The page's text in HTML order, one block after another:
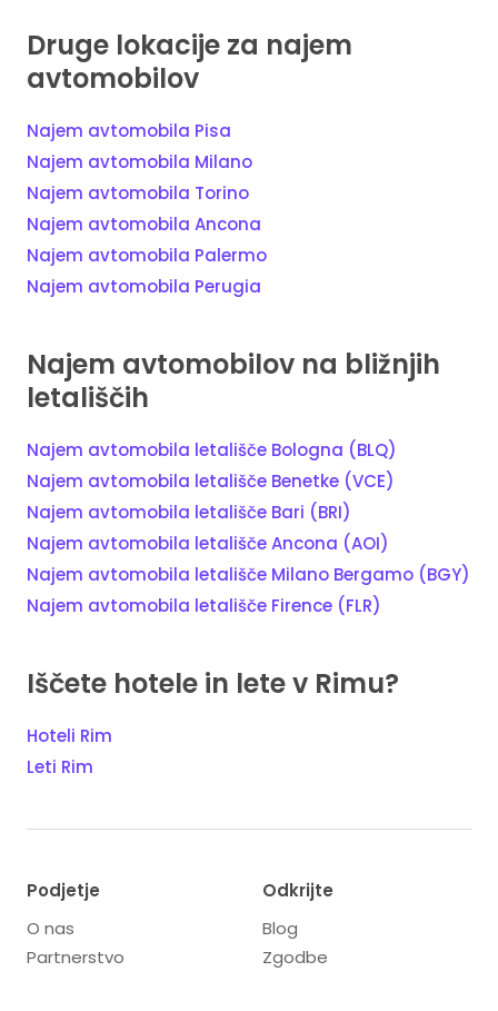
Druge lokacije za najem
avtomobilov
Najem avtomobila Pisa
Najem avtomobila Milano
Najem avtomobila Torino
Najem avtomobila Ancona
Najem avtomobila Palermo
Najem avtomobila Perugia
Najem avtomobilov na bližnjih
letališčih
Najem avtomobila letališče Bologna (BLQ)
Najem avtomobila letališče Benetke (VCE)
Najem avtomobila letališče Bari (BRI)
Najem avtomobila letališče Ancona (AOI)
Najem avtomobila letališče Milano Bergamo (BGY)
Najem avtomobila letališče Firence (FLR)
Iščete hotele in lete v Rimu?
Hoteli Rim
Leti Rim
Podjetje
O nas
Partnerstvo
Odkrijte
Blog
Zgodbe